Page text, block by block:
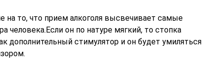
на то, что прием алкоголя высвечивает самые
человека.Если он по натуре мягкий, то стопка
дополнительный стимулятор и он будет умиляться